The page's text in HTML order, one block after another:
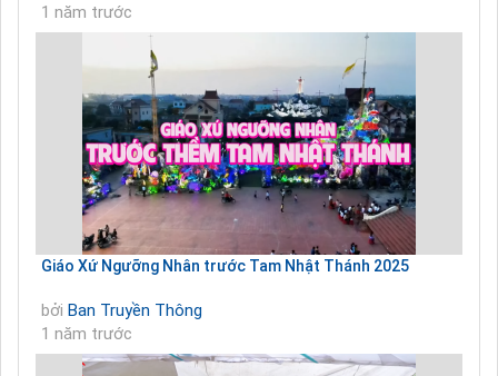
1 năm trước
Giáo Xứ Ngưỡng Nhân trước Tam Nhật Thánh 2025
bởi Ban Truyền Thông
1 năm trước